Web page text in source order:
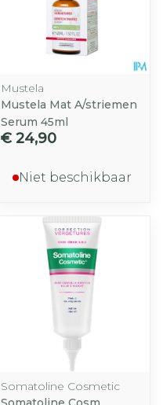
Mustela
Mustela Mat A/striemen
Serum 45ml
€ 24,90
Niet beschikbaar
Somatoline Cosmetic